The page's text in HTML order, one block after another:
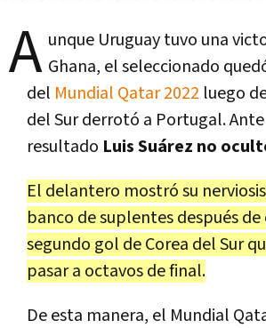
A unque Uruguay tuvo una
Ghana, el seleccionado
del Mundial Qatar 2022 luego
del Sur derrotó a Portugal.
resultado Luis Suárez no
El delantero mostró su
banco de suplentes después
segundo gol de Corea del Sur
pasar a octavos de final.
De esta manera, el Mundial